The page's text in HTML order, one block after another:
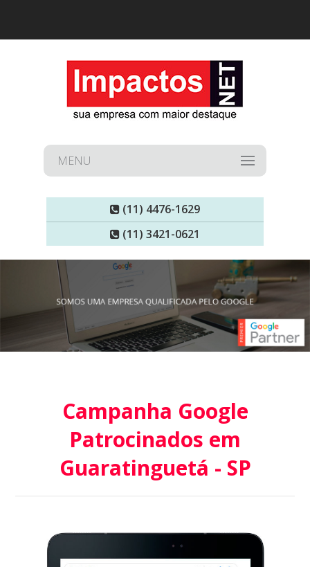
MENU
(11) 4476-1629
(11) 3421-0621
Campanha Google
Patrocinados em
Guaratinguetá - SP